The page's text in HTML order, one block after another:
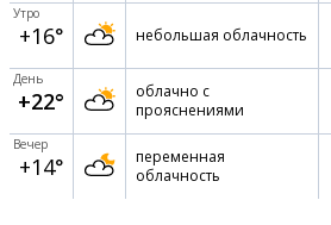
Утро
+16° небольшая облачность
День
+22°
облачно с
прояснениями
Вечер
+14°
переменная
облачность